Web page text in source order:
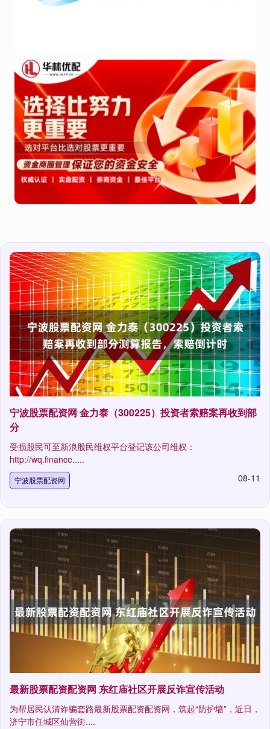
宁波股票配资网 金力泰（300225）投资者索赔案再收到部
分
受损股民可至新浪股民维权平台登记该公司维权：
http://wq.finance.....
宁波股票配资网 08-11
最新股票配资配资网 东红庙社区开展反诈宣传活动
为帮居民认清诈骗套路最新股票配资配资网，筑起“防护墙”，近日，
济宁市任城区仙营街....